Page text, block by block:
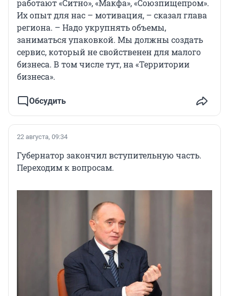
работают «Ситно», «Макфа», «Союзпищепром».
Их опыт для нас – мотивация, – сказал глава
региона. – Надо укрупнять объемы,
заниматься упаковкой. Мы должны создать
сервис, который не свойственен для малого
бизнеса. В том числе тут, на «Территории
бизнеса».
Обсудить
22 августа, 09:34
Губернатор закончил вступительную часть.
Переходим к вопросам.